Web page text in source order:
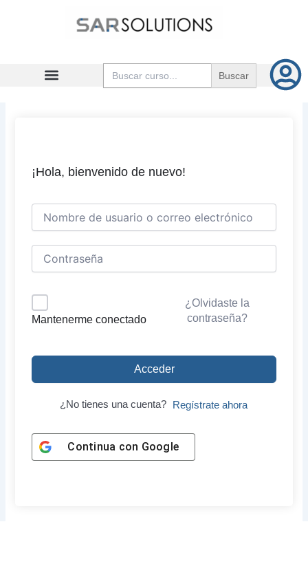
Buscar:
¡Hola, bienvenido de nuevo!
Mantenerme conectado
¿Olvidaste la
contraseña?
Acceder
¿No tienes una cuenta? Regístrate ahora
Continua con Google